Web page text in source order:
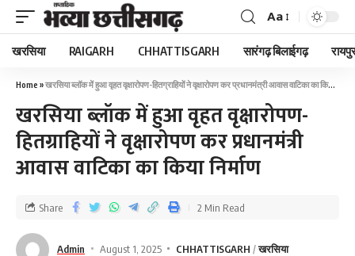
Aa
खरसिया RAIGARH CHHATTISGARH सारंगढ़ बिलाईगढ़
Home »खरसिया ब्लॉक में हुआ वृहत वृक्षारोपण-हितग्राहियों ने वृक्षारोपण कर प्रधानमंत्री आवास वाटिका का किया निर्माण
खरसिया ब्लॉक में हुआ वृहत वृक्षारोपण-
हितग्राहियों ने वृक्षारोपण कर प्रधानमंत्री
आवास वाटिका का किया निर्माण
Admin August 1, 2025 CHHATTISGARH खरसिया
Share 2 Min Read